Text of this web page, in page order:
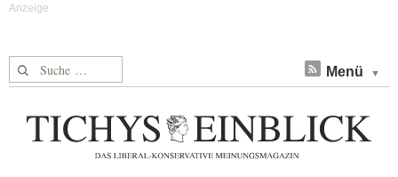
Suche nach: Menü